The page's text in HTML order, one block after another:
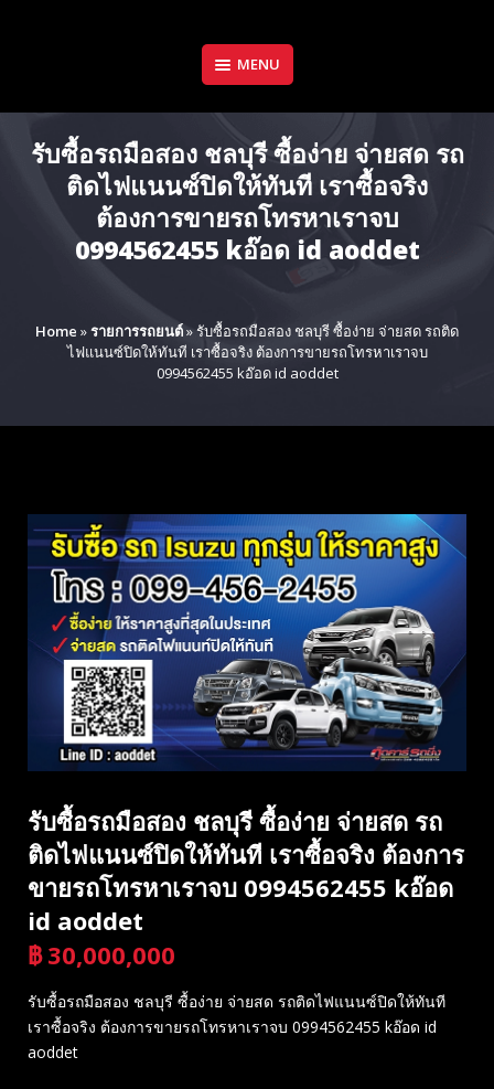
MENU
รับซื้อรถมือสอง ชลบุรี ซื้อง่าย จ่ายสด รถ
ติดไฟแนนซ์ปิดให้ทันที เราซื้อจริง
ต้องการขายรถโทรหาเราจบ
0994562455 kอ๊อด id aoddet
Home »รายการรถยนต์»รับซื้อรถมือสอง ชลบุรี ซื้อง่าย จ่ายสด รถติด
ไฟแนนซ์ปิดให้ทันที เราซื้อจริง ต้องการขายรถโทรหาเราจบ
0994562455 kอ๊อด id aoddet
รับซื้อรถมือสอง ชลบุรี ซื้อง่าย จ่ายสด รถ
ติดไฟแนนซ์ปิดให้ทันที เราซื้อจริง ต้องการ
ขายรถโทรหาเราจบ 0994562455 kอ๊อด
id aoddet
฿ 30,000,000
รับซื้อรถมือสอง ชลบุรี ซื้อง่าย จ่ายสด รถติดไฟแนนซ์ปิดให้ทันที
เราซื้อจริง ต้องการขายรถโทรหาเราจบ 0994562455 kอ๊อด id
aoddet